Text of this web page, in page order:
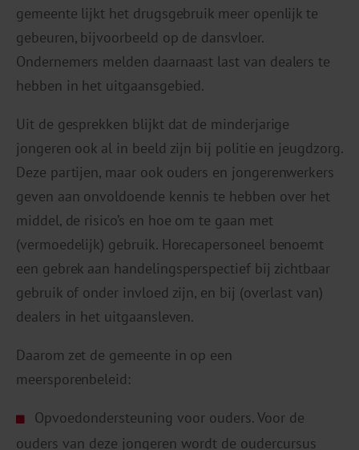
gemeente lijkt het drugsgebruik meer openlijk te
gebeuren, bijvoorbeeld op de dansvloer.
Ondernemers melden daarnaast last van dealers te
hebben in het uitgaansgebied.
Uit de gesprekken blijkt dat de minderjarige
jongeren ook al in beeld zijn bij politie en jeugdzorg.
Deze partijen, maar ook ouders en jongerenwerkers
geven aan onvoldoende kennis te hebben over het
middel, de risico’s en hoe om te gaan met
(vermoedelijk) gebruik. Horecapersoneel benoemt
een gebrek aan handelingsperspectief bij zichtbaar
gebruik of onder invloed zijn, en bij (overlast van)
dealers in het uitgaansleven.
Daarom zet de gemeente in op een
meersporenbeleid:
Opvoedondersteuning voor ouders. Voor de
ouders van deze jongeren wordt de oudercursus